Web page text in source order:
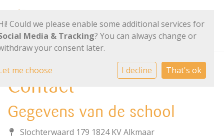
Contact
Gegevens van de school
Slochterwaard 179 1824 KV Alkmaar
Could we please enable some additional services for
Media & Tracking? You can always change or
your consent later.
me choose I decline That's ok